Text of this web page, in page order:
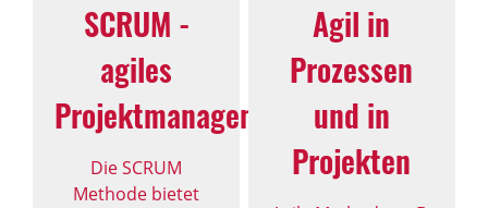
SCRUM -
agiles
Projektmanagement
Die SCRUM
Methode bietet
Agil in
Prozessen
und in
Projekten